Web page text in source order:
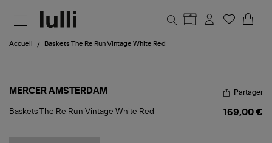
Accueil Baskets The Re Run Vintage White Red
MERCER AMSTERDAM
Baskets
Partager
Baskets The Re Run Vintage White Red 169,00 €